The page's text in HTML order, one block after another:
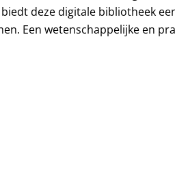
biedt deze digitale bibliotheek
Een wetenschappelijke en